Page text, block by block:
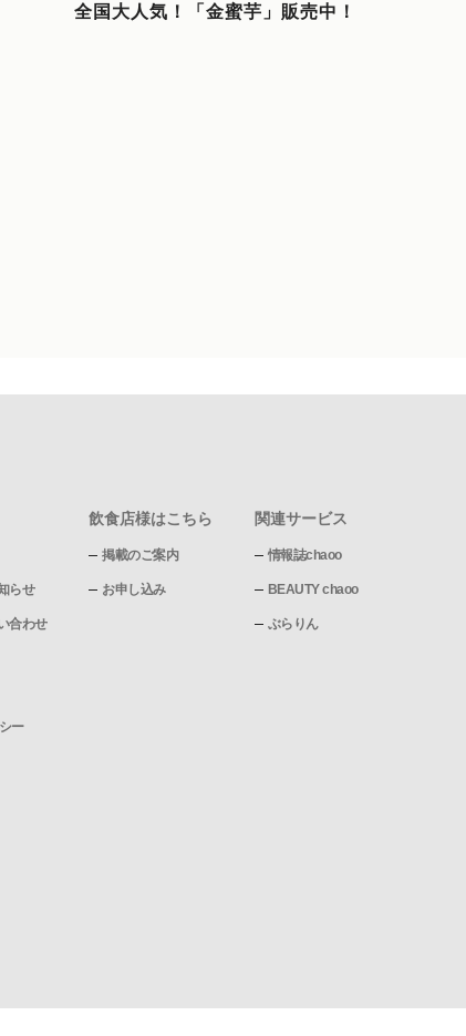
全国大人気！「金蜜芋」販売中！
らせ
合わせ
ー
飲食店様はこちら
掲載のご案内
お申し込み
関連サービス
情報誌chaoo
BEAUTY chaoo
ぶらりん